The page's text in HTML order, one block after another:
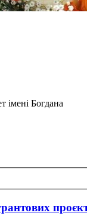
імені Богдана